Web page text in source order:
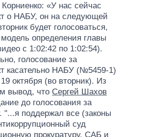
«У нас сейчас
о НАБУ, он на следующей
будет голосоваться,
определения главы
с 1:02:42 по 1:02:54).
голосование за
касательно НАБУ (№5459-1)
октября (во вторник). Из
вывод, что Сергей Шахов
до голосования за
"...я поддержал все (законы
суд
прокуратуру, САБ и